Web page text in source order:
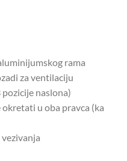
rama
za ventilaciju
naslona)
okretati u oba pravca (ka